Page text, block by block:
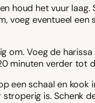
houd het vuur
voeg eventueel
om. Voeg de
minuten verder tot
een schaal en kook
is. Schenk